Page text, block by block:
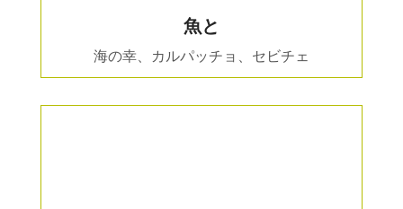
魚と
海の幸、カルパッチョ、セビチェ